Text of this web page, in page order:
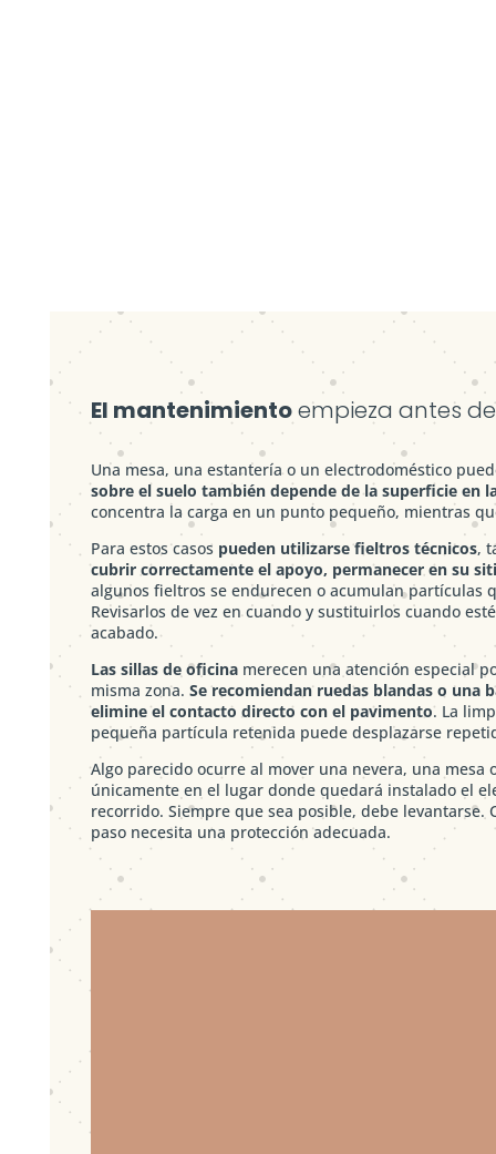
El mantenimientoempieza antes
Una mesa, una estantería o un electrodoméstico
sobre el suelo también depende de la superficie en
concentra la carga en un punto pequeño, mientras
Para estos casos pueden utilizarse fieltros técnicos,
cubrir correctamente el apoyo, permanecer en su
algunos fieltros se endurecen o acumulan partículas
Revisarlos de vez en cuando y sustituirlos cuando
acabado.
Las sillas de oficina merecen una atención especial
misma zona.Se recomiendan ruedas blandas o una
elimine el contacto directo con el pavimento. La
pequeña partícula retenida puede desplazarse
Algo parecido ocurre al mover una nevera, una mesa
únicamente en el lugar donde quedará instalado el
recorrido. Siempre que sea posible, debe levantarse.
paso necesita una protección adecuada.